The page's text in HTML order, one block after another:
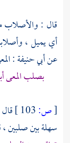
قال :
أي يميل ،
عنأبي حنيفة:
بصلب المعى
[ص: قال
سهلة بين صلبين